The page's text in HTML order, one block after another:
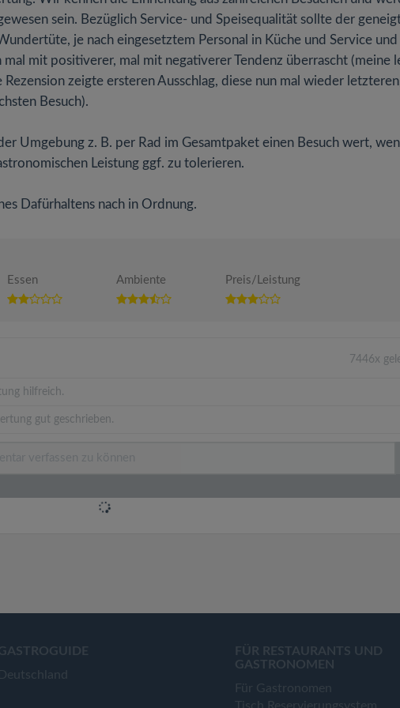
sein. Bezüglich Service- und Speisequalität sollte der
je nach eingesetztem Personal in Küche und Service und
mal mit positiverer, mal mit negativerer Tendenz überrascht (meine
zeigte ersteren Ausschlag, diese nun mal wieder
Besuch).
Umgebung z. B. per Rad im Gesamtpaket einen Besuch wert,
Leistung ggf. zu tolerieren.
Dafürhaltens nach in Ordnung.
Essen Ambiente Preis/Leistung
7446x
hilfreich.
gut geschrieben.
Deutschland
FÜR RESTAURANTS UND
GASTRONOMEN
Für Gastronomen